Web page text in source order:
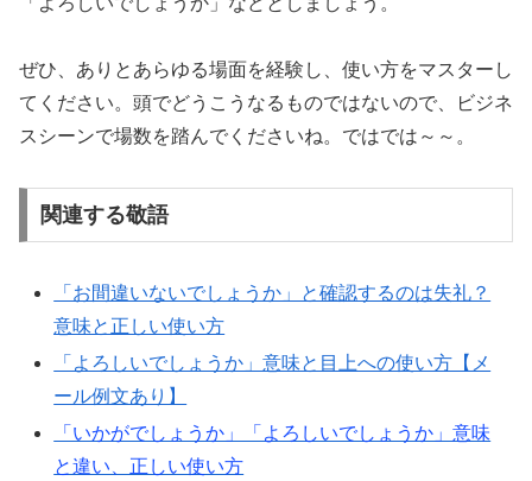
ぜひ、ありとあらゆる場面を経験し、使い方をマスターし
てください。頭でどうこうなるものではないので、ビジネ
スシーンで場数を踏んでくださいね。ではでは～～。
関連する敬語
「お間違いないでしょうか」と確認するのは失礼？
意味と正しい使い方
「よろしいでしょうか」意味と目上への使い方【メ
ール例文あり】
「いかがでしょうか」「よろしいでしょうか」意味
と違い、正しい使い方